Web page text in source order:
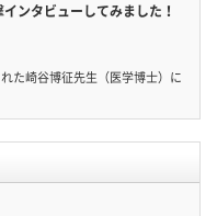
ンタビューしてみました！
た崎谷博征先生（医学博士）に